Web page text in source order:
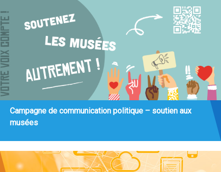
Campagne de communication politique – soutien aux
musées